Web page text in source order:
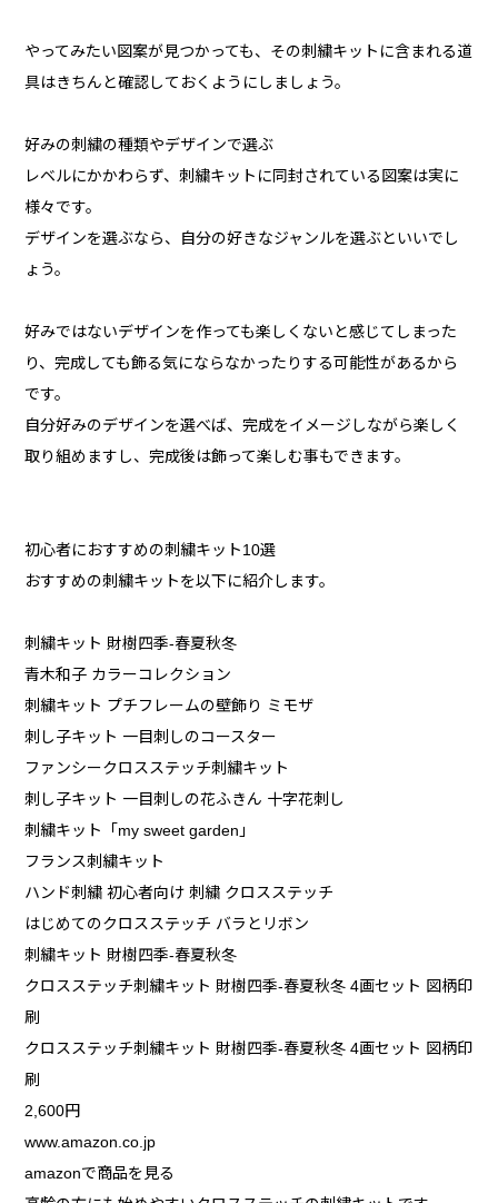
やってみたい図案が見つかっても、その刺繍キットに含まれる道
具はきちんと確認しておくようにしましょう。
好みの刺繍の種類やデザインで選ぶ
レベルにかかわらず、刺繍キットに同封されている図案は実に
様々です。
デザインを選ぶなら、自分の好きなジャンルを選ぶといいでし
ょう。
好みではないデザインを作っても楽しくないと感じてしまった
り、完成しても飾る気にならなかったりする可能性があるから
です。
自分好みのデザインを選べば、完成をイメージしながら楽しく
取り組めますし、完成後は飾って楽しむ事もできます。
初心者におすすめの刺繍キット10選
おすすめの刺繍キットを以下に紹介します。
刺繍キット 財樹四季-春夏秋冬
青木和子 カラーコレクション
刺繍キット プチフレームの壁飾り ミモザ
刺し子キット 一目刺しのコースター
ファンシークロスステッチ刺繍キット
刺し子キット 一目刺しの花ふきん 十字花刺し
刺繍キット「my sweet garden」
フランス刺繍キット
ハンド刺繍 初心者向け 刺繍 クロスステッチ
はじめてのクロスステッチ バラとリボン
刺繍キット 財樹四季-春夏秋冬
クロスステッチ刺繍キット 財樹四季-春夏秋冬 4画セット 図柄印
刷
クロスステッチ刺繍キット 財樹四季-春夏秋冬 4画セット 図柄印
刷
2,600円
www.amazon.co.jp
amazonで商品を見る